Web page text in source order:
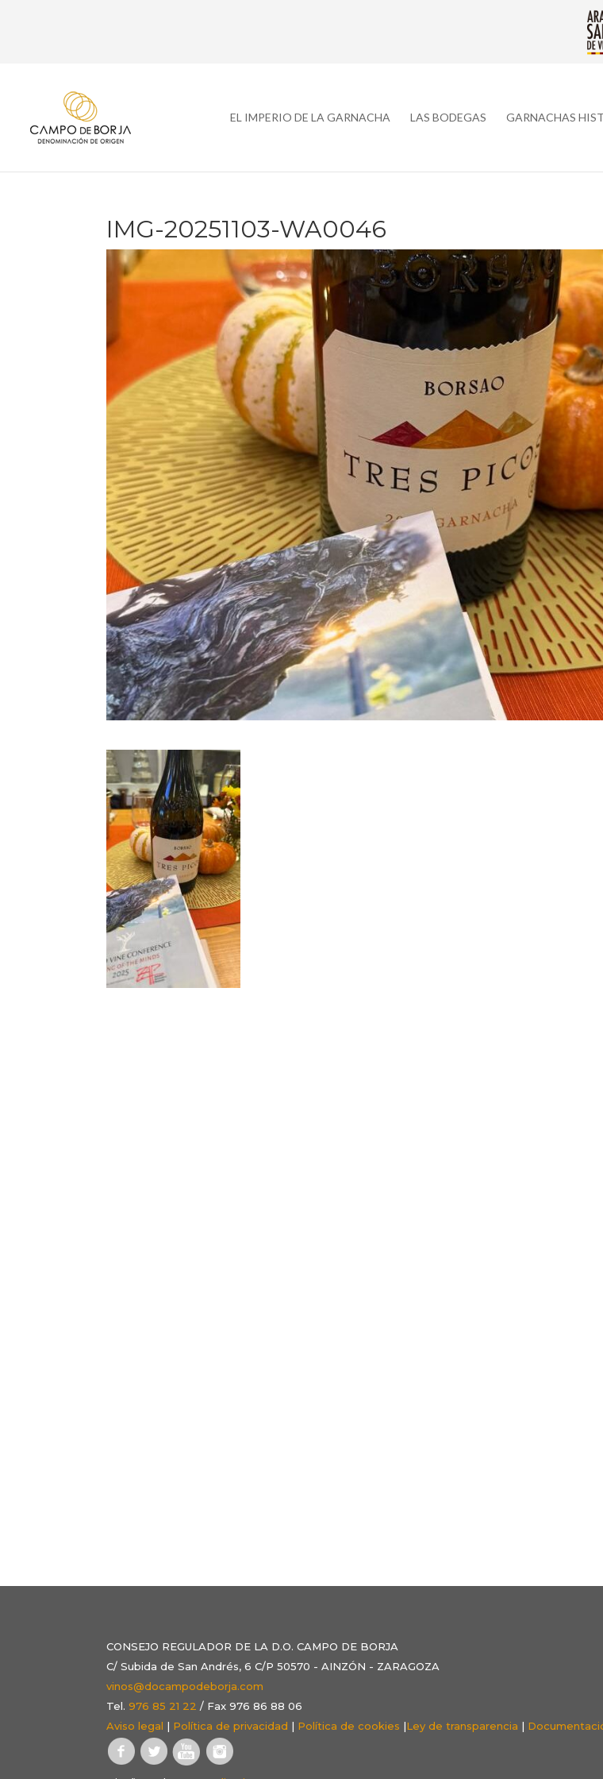
EL IMPERIO DE LA GARNACHA LAS BODEGAS GARNACHAS
IMG-20251103-WA0046
CONSEJO REGULADOR DE LA D.O. CAMPO DE BORJA
C/ Subida de San Andrés, 6 C/P 50570 - AINZÓN - ZARAGOZA
vinos@docampodeborja.com
Tel.976 85 21 22 / Fax 976 86 88 06
Aviso legal | Política de privacidad | Política de cookies |Ley de transparencia |